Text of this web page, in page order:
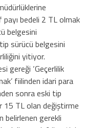
payı bedeli 2 TL olmak
belgesini
sürücü belgesini
yitiyor.
gereği ‘Geçerlilik
fiilinden idari para
sonra eski tip
15 TL olan değiştirme
belirlenen gerekli